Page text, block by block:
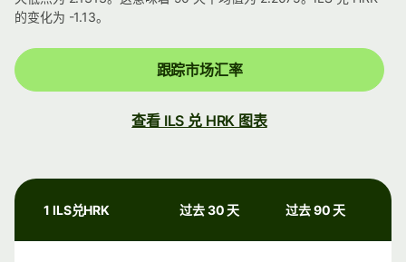
的变化为 -1.13。
跟踪市场汇率
查看 ILS 兑 HRK 图表
1 ILS兑HRK 过去 30 天 过去 90 天